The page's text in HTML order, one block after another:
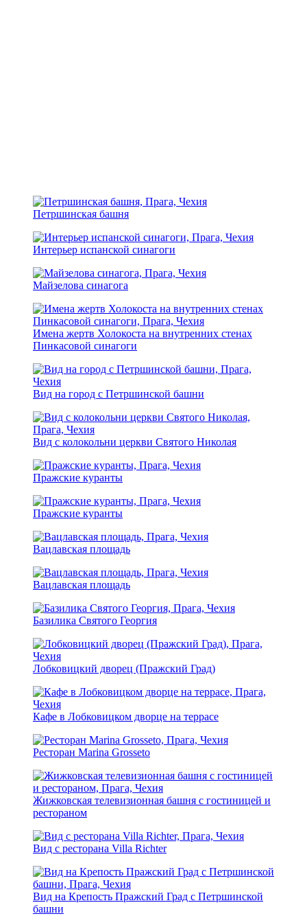
Петршинская башня
Интерьер испанской синагоги
Майзелова синагога
Имена жертв Холокоста на внутренних стенах
Пинкасовой синагоги
Вид на город с Петршинской башни
Вид с колокольни церкви Святого Николая
Пражские куранты
Пражские куранты
Вацлавская площадь
Вацлавская площадь
Базилика Святого Георгия
Лобковицкий дворец (Пражский Град)
Кафе в Лобковицком дворце на террасе
Ресторан Marina Grosseto
Жижковская телевизионная башня с гостиницей и
рестораном
Вид с ресторана Villa Richter
Вид на Крепость Пражский Град с Петршинской
башни